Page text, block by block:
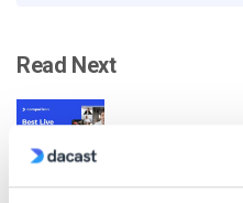
Read Next
Confronto tra